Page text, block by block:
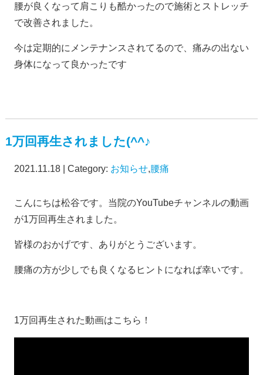
腰が良くなって肩こりも酷かったので施術とストレッチ
で改善されました。
今は定期的にメンテナンスされてるので、痛みの出ない
身体になって良かったです
1万回再生されました(^^♪
2021.11.18 | Category: お知らせ,腰痛
こんにちは松谷です。当院のYouTubeチャンネルの動画
が1万回再生されました。
皆様のおかげです、ありがとうございます。
腰痛の方が少しでも良くなるヒントになれば幸いです。
1万回再生された動画はこちら！